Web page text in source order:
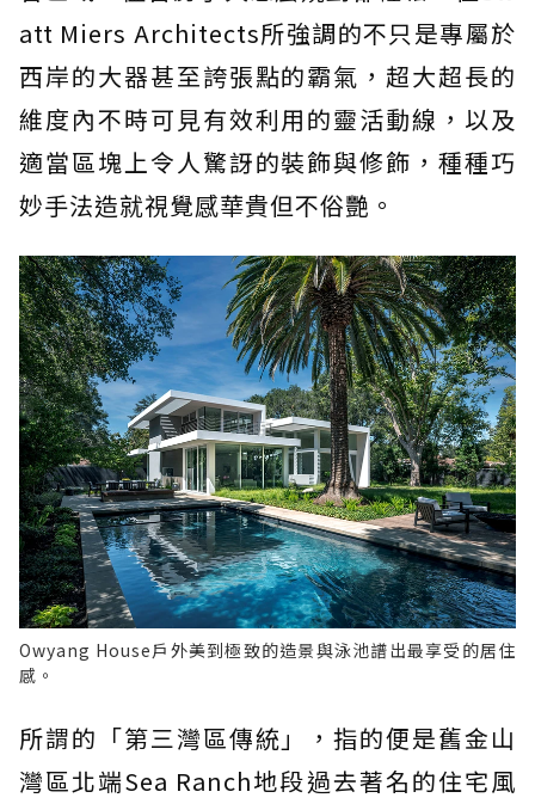
att Miers Architects所強調的不只是專屬於
西岸的大器甚至誇張點的霸氣，超大超長的
維度內不時可見有效利用的靈活動線，以及
適當區塊上令人驚訝的裝飾與修飾，種種巧
妙手法造就視覺感華貴但不俗艷。
Owyang House戶外美到極致的造景與泳池譜出最享受的居住
感。
所謂的「第三灣區傳統」，指的便是舊金山
灣區北端Sea Ranch地段過去著名的住宅風